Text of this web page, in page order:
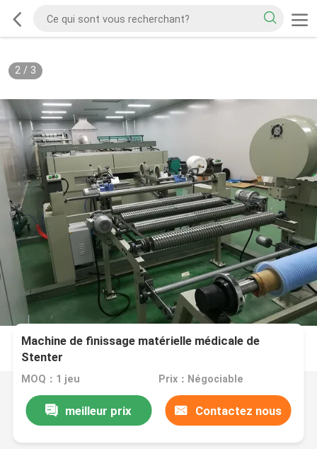
2/ 3
Machine de finissage matérielle médicale de
Stenter
MOQ：1 jeu Prix：Négociable
meilleur prix Contactez nous